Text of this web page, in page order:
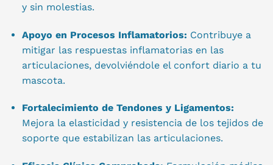
y sin molestias.
Apoyo en Procesos Inflamatorios: Contribuye a
mitigar las respuestas inflamatorias en las
articulaciones, devolviéndole el confort diario a tu
mascota.
Fortalecimiento de Tendones y Ligamentos:
Mejora la elasticidad y resistencia de los tejidos de
soporte que estabilizan las articulaciones.